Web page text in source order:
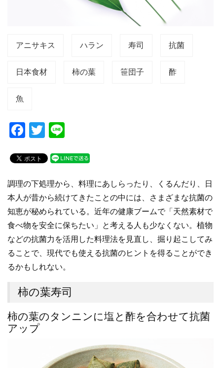
アニサキス ハラン 寿司 抗菌
日本食材 柿の葉 笹団子 酢
魚
F
c
e
b
o
o
k
T
tt
er
e
調理の下処理から、料理にあしらったり、くるんだり、日
本人が昔から続けてきたことの中には、さまざまな抗菌の
知恵が秘められている。近年の健康ブームで「天然素材で
食べ物を安全に保ちたい」と考える人も少なくない。植物
などの抗菌力を活用した料理法を見直し、掘り起こしてみ
ることで、現代でも使える抗菌のヒントを得ることができ
るかもしれない。
柿の葉寿司
柿の葉のタンニンに塩と酢を合わせて抗菌
アップ